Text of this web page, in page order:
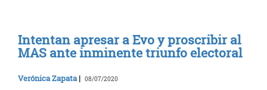
Intentan apresar a Evo y proscribir al
MAS ante inminente triunfo electoral
Verónica Zapata| 08/07/2020